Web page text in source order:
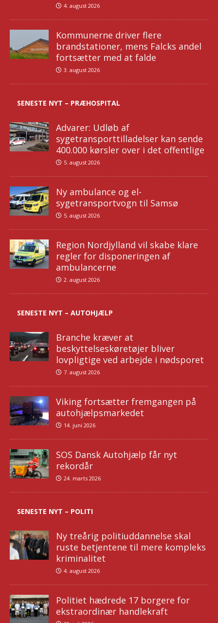
4. august 2026
Kommunerne driver flere
brandstationer, mens Falcks andel
fortsætter med at falde
3. august 2026
SENESTE NYT – PRÆHOSPITAL
Advarer: Udløb af
sygetransporttilladelser kan sende
400.000 kørsler over i det offentlige
5. august 2026
Ny ambulance og el-
sygetransportvogn til Samsø
5. august 2026
Region Nordjylland vil skabe klare
regler for disponeringen af
ambulancerne
2. august 2026
SENESTE NYT – AUTOHJÆLP
Branche kræver at
beskyttelseskøretøjer bliver
lovpligtige ved arbejde i nødsporet
7. august 2026
Viking fortsætter fremgangen på
autohjælpsmarkedet
14. juni 2026
SOS Dansk Autohjælp får nyt
rekordår
24. marts 2026
SENESTE NYT – POLITI
Ny treårig politiuddannelse skal
ruste betjentene til mere kompleks
kriminalitet
4. august 2026
Politiet hædrede 17 borgere for
ekstraordinær handlekraft